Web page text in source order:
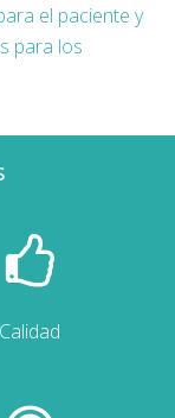
el paciente y
para los
Calidad